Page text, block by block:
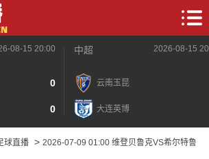
08-15 20:00
0
0
中超 2026-08-15
云南玉昆
大连英博
球直播> 2026-07-09 01:00 维登贝鲁克VS希尔特鲁